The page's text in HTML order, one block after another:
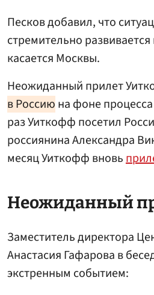
Песков добавил, что
стремительно
касается Москвы.
Неожиданный прилет
в Россию на фоне
раз Уиткофф посетил
россиянина Александра
месяц Уиткофф вновь
Неожиданный
Заместитель директора
Анастасия Гафарова в
экстренным событием: